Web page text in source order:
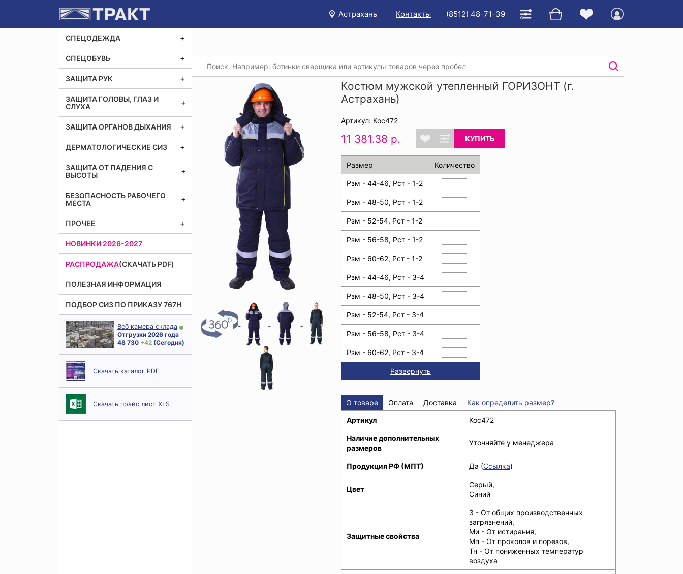
Астрахань Контакты (8512) 48-71-39
СПЕЦОДЕЖДА
СПЕЦОБУВЬ
ЗАЩИТА РУК
ЗАЩИТА ГОЛОВЫ, ГЛАЗ И
СЛУХА
ЗАЩИТА ОРГАНОВ ДЫХАНИЯ
ДЕРМАТОЛОГИЧЕСКИЕ СИЗ
ЗАЩИТА ОТ ПАДЕНИЯ С
ВЫСОТЫ
БЕЗОПАСНОСТЬ РАБОЧЕГО
МЕСТА
ПРОЧЕЕ
НОВИНКИ 2026-2027
РАСПРОДАЖА(СКАЧАТЬ PDF)
ПОЛЕЗНАЯ ИНФОРМАЦИЯ
ПОДБОР СИЗ ПО ПРИКАЗУ 767Н
Веб камера склада
Отгрузки 2026 года
48 730 + 42 (Сегодня)
Скачать каталог PDF
Скачать прайс лист XLS
Костюм мужской утепленный ГОРИЗОНТ (г.
Астрахань)
Артикул: Кос472
11 381.38 р. КУПИТЬ
Размер Количество
Рзм - 44-46, Рст - 1-2
Рзм - 48-50, Рст - 1-2
Рзм - 52-54, Рст - 1-2
Рзм - 56-58, Рст - 1-2
Рзм - 60-62, Рст - 1-2
Рзм - 44-46, Рст - 3-4
Рзм - 48-50, Рст - 3-4
Рзм - 52-54, Рст - 3-4
Рзм - 56-58, Рст - 3-4
Рзм - 60-62, Рст - 3-4
Развернуть
О товаре Оплата Доставка
Как определить размер?
Артикул
Кос472
Наличие дополнительных
размеров
Уточняйте у менеджера
Продукция РФ (МПТ) Да (Ссылка)
Цвет
Серый,
Синий
Защитные свойства
З - От общих производственных
загрязнений,
Ми - От истирания,
Мп - От проколов и порезов,
Тн - От пониженных температур
воздуха